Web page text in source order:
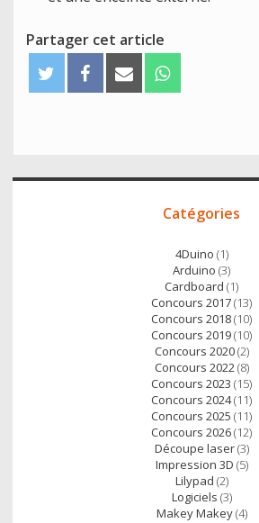
Partager cet article
w
e
a
o
m
h
A
p
Accès
Catégories
4Duino (1)
Arduino (3)
Cardboard (1)
Concours 2017(13)
Concours 2018(10)
Concours 2019(10)
Concours 2020(2)
Concours 2022(8)
Concours 2023 (15)
Concours 2024(11)
Concours 2025 (11)
Concours 2026(12)
Découpe laser(3)
Impression 3D (5)
Lilypad (2)
Logiciels (3)
Makey Makey(4)